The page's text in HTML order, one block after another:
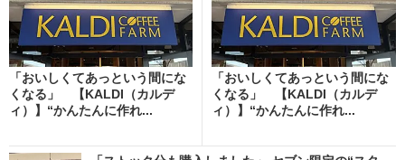
「おいしくてあっという間にな
くなる」 【KALDI（カルデ
ィ）】“かんたんに作れ...
「おいしくてあっという間にな
くなる」 【KALDI（カルデ
ィ）】“かんたんに作れ...